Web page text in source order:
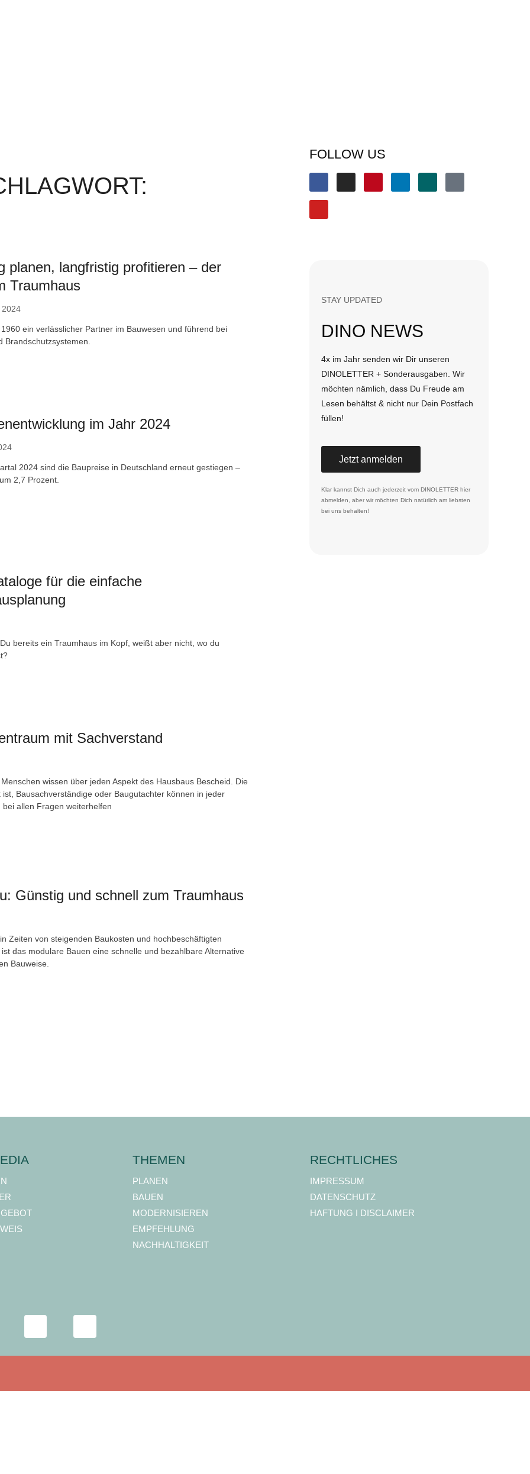
planen, langfristig profitieren – der
Traumhaus
2024
ein verlässlicher Partner im Bauwesen und führend bei
Brandschutzsystemen.
im Jahr 2024
2024 sind die Baupreise in Deutschland erneut gestiegen –
2,7 Prozent.
für die einfache
bereits ein Traumhaus im Kopf, weißt aber nicht, wo du
mit Sachverstand
wissen über jeden Aspekt des Hausbaus Bescheid. Die
ist, Bausachverständige oder Baugutachter können in jeder
bei allen Fragen weiterhelfen
Günstig und schnell zum Traumhaus
Zeiten von steigenden Baukosten und hochbeschäftigten
das modulare Bauen eine schnelle und bezahlbare Alternative
Bauweise.
FOLLOW US
STAY UPDATED
DINO NEWS
4x im Jahr senden wir Dir unseren
DINOLETTER + Sonderausgaben. Wir
möchten nämlich, dass Du Freude am
Lesen behältst & nicht nur Dein Postfach
füllen!
Jetzt anmelden
Klar kannst Dich auch jederzeit vom DINOLETTER hier
abmelden, aber wir möchten Dich natürlich am liebsten
bei uns behalten!
THEMEN
PLANEN
BAUEN
MODERNISIEREN
EMPFEHLUNG
NACHHALTIGKEIT
RECHTLICHES
IMPRESSUM
DATENSCHUTZ
HAFTUNG I DISCLAIMER